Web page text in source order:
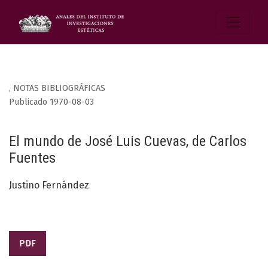
, NOTAS BIBLIOGRÁFICAS
El mundo de José Luis Cuevas, de Carlos
Fuentes
Publicado 1970-08-03
Justino Fernández
PDF